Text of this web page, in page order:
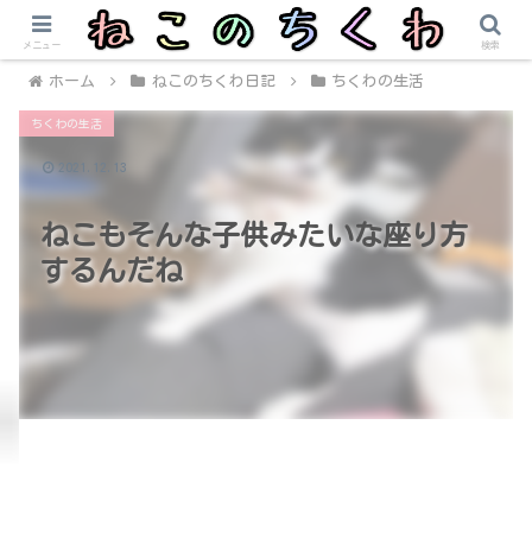
ホーム ねこのちくわ日記 ちくわの生活
ねこもそんな子供みたいな座り方
するんだね
ちくわの生活
2021.12.13
メニュー 検索